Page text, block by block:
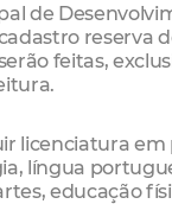
de
reserva
feitas,
licenciatura
língua
educação